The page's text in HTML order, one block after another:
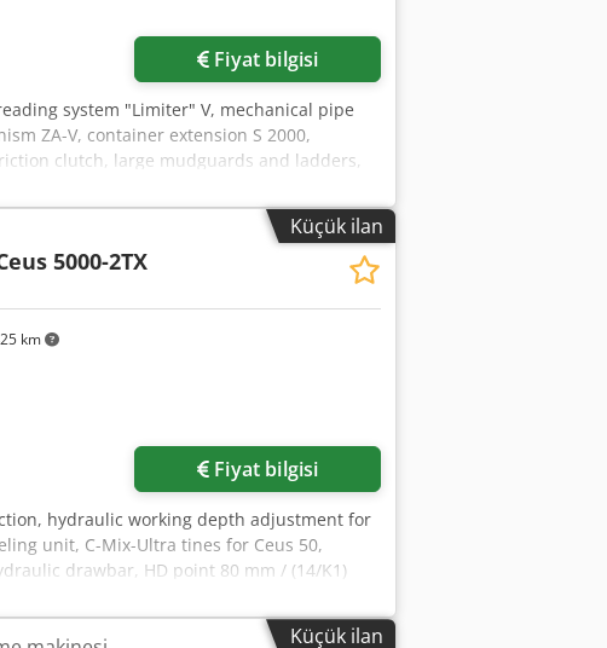
Fiyat bilgisi
system "Limiter" V, mechanical pipe
ZA-V, container extension S 2000,
clutch, large mudguards and ladders,
Küçük ilan
km
5000-2TX
Fiyat bilgisi
hydraulic working depth adjustment for
unit, C-Mix-Ultra tines for Ceus 50,
drawbar, HD point 80 mm / (14/K1)
Küçük ilan